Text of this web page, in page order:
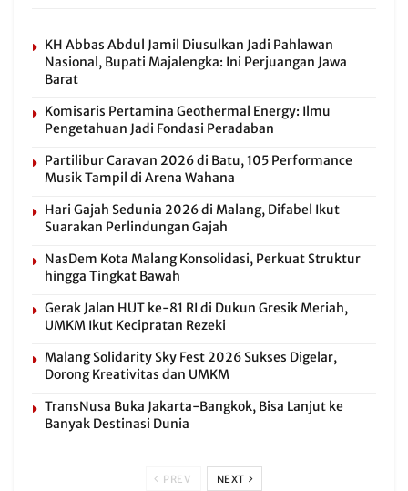
KH Abbas Abdul Jamil Diusulkan Jadi Pahlawan
Nasional, Bupati Majalengka: Ini Perjuangan Jawa
Barat
Komisaris Pertamina Geothermal Energy: Ilmu
Pengetahuan Jadi Fondasi Peradaban
Partilibur Caravan 2026 di Batu, 105 Performance
Musik Tampil di Arena Wahana
Hari Gajah Sedunia 2026 di Malang, Difabel Ikut
Suarakan Perlindungan Gajah
NasDem Kota Malang Konsolidasi, Perkuat Struktur
hingga Tingkat Bawah
Gerak Jalan HUT ke-81 RI di Dukun Gresik Meriah,
UMKM Ikut Kecipratan Rezeki
Malang Solidarity Sky Fest 2026 Sukses Digelar,
Dorong Kreativitas dan UMKM
TransNusa Buka Jakarta-Bangkok, Bisa Lanjut ke
Banyak Destinasi Dunia
PREV NEXT